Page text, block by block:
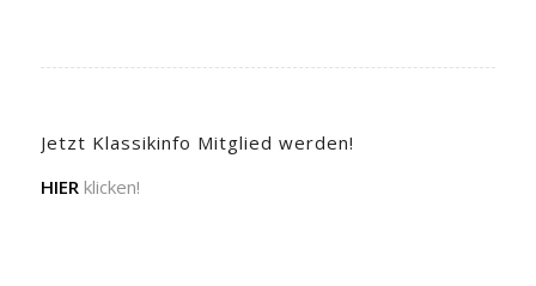
Jetzt Klassikinfo Mitglied werden!
HIER klicken!